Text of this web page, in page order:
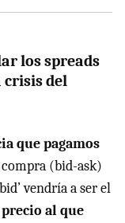
los spreads
crisis del
que pagamos
(bid-ask)
vendría a ser el
precio al que